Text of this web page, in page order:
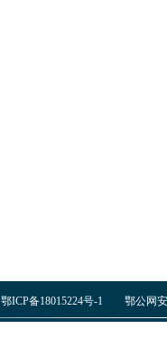
鄂ICP备18015224号-1 鄂公网